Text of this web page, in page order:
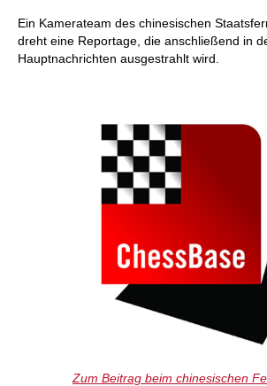
Ein Kamerateam des chinesischen
dreht eine Reportage, die anschließend in
Hauptnachrichten ausgestrahlt wird.
Zum Beitrag beim chinesischen